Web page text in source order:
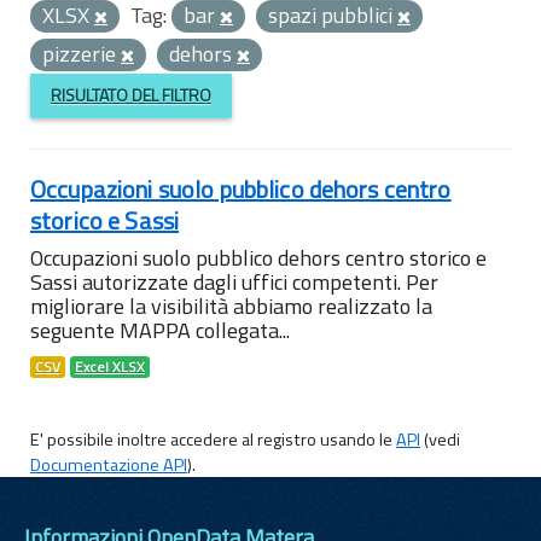
XLSX
Tag: bar
spazi pubblici
pizzerie
dehors
RISULTATO DEL FILTRO
Occupazioni suolo pubblico dehors centro
storico e Sassi
Occupazioni suolo pubblico dehors centro storico e
Sassi autorizzate dagli uffici competenti. Per
migliorare la visibilità abbiamo realizzato la
seguente MAPPA collegata...
CSV Excel XLSX
E' possibile inoltre accedere al registro usando leAPI(vedi
Documentazione API).